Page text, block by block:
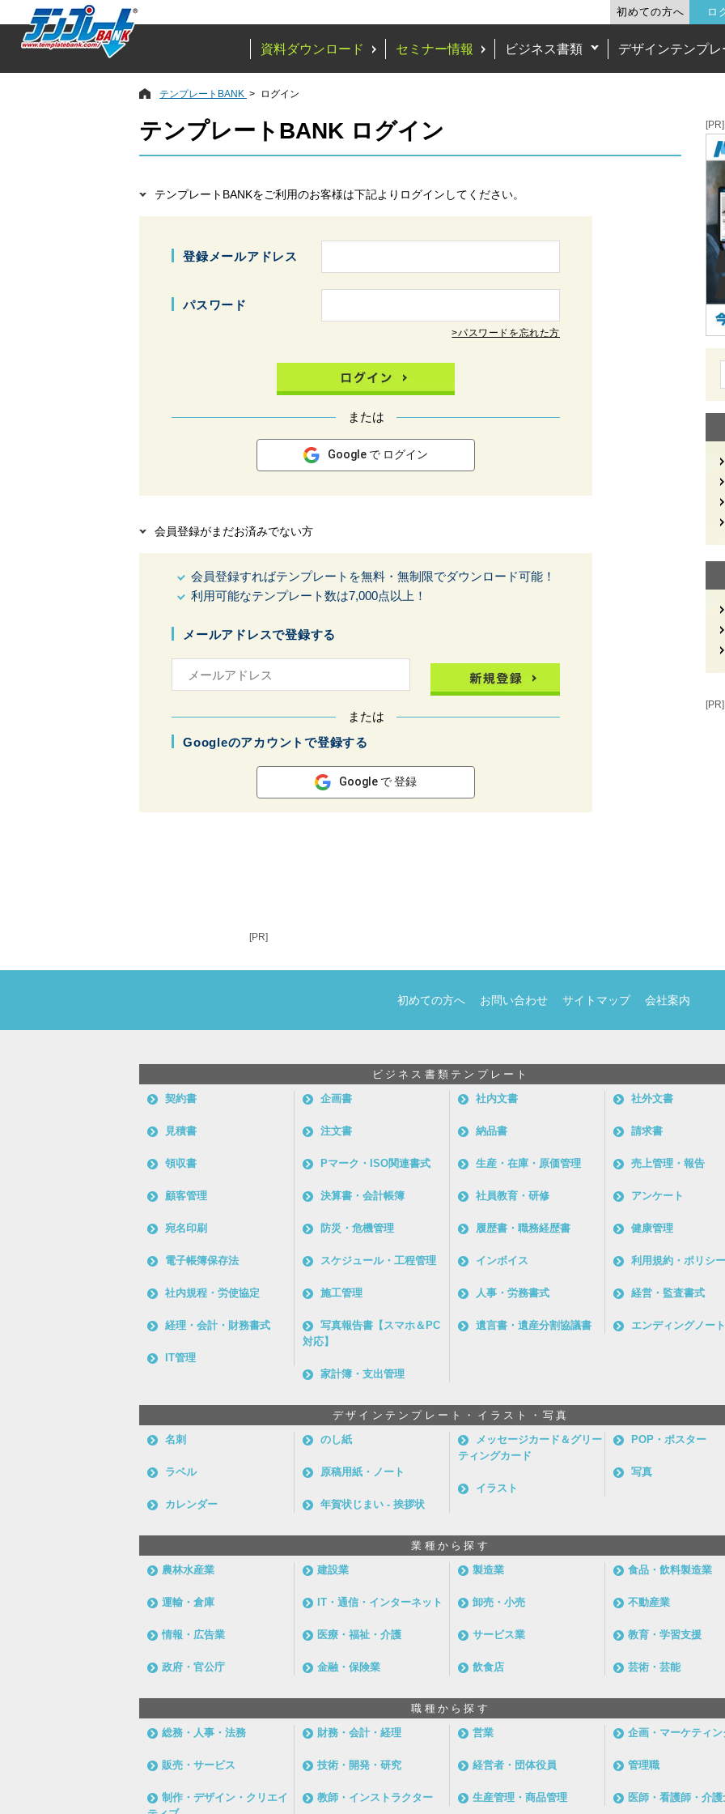
初めての方へ ロ
資料ダウンロード セミナー情報 ビジネス書類 デザインテンプレ
テンプレートBANK ログイン
テンプレートBANK ログイン
テンプレートBANKをご利用のお客様は下記よりログインしてください。
登録メールアドレス
パスワード
>パスワードを忘れた方
または
Google で ログイン
会員登録がまだお済みでない方
会員登録すればテンプレートを無料・無制限でダウンロード可能！
利用可能なテンプレート数は7,000点以上！
メールアドレスで登録する
または
Googleのアカウントで登録する
Google で 登録
[PR]
[PR]
[PR]
初めての方へ お問い合わせ サイトマップ 会社案内
ビジネス書類テンプレート
契約書
見積書
領収書
顧客管理
宛名印刷
電子帳簿保存法
社内規程・労使協定
経理・会計・財務書式
IT管理
企画書
注文書
Pマーク・ISO関連書式
決算書・会計帳簿
防災・危機管理
スケジュール・工程管理
施工管理
写真報告書【スマホ＆PC
対応】
家計簿・支出管理
社内文書
納品書
生産・在庫・原価管理
社員教育・研修
履歴書・職務経歴書
インボイス
人事・労務書式
遺言書・遺産分割協議書
社外文書
請求書
売上管理・報告
アンケート
健康管理
利用規約・ポリシー
経営・監査書式
エンディングノート
デザインテンプレート・イラスト・写真
名刺
ラベル
カレンダー
のし紙
原稿用紙・ノート
年賀状じまい - 挨拶状
メッセージカード＆グリー
ティングカード
イラスト
POP・ポスター
写真
業種から探す
農林水産業
運輸・倉庫
情報・広告業
政府・官公庁
建設業
IT・通信・インターネット
医療・福祉・介護
金融・保険業
製造業
卸売・小売
サービス業
飲食店
食品・飲料製造業
不動産業
教育・学習支援
芸術・芸能
職種から探す
総務・人事・法務
販売・サービス
制作・デザイン・クリエイ
財務・会計・経理
技術・開発・研究
教師・インストラクター
営業
経営者・団体役員
生産管理・商品管理
企画・マーケティン
管理職
医師・看護師・介護